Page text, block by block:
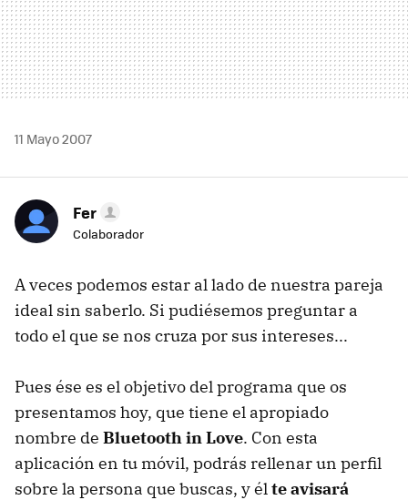
11 Mayo 2007
Fer
Colaborador
A veces podemos estar al lado de nuestra pareja
ideal sin saberlo. Si pudiésemos preguntar a
todo el que se nos cruza por sus intereses...
Pues ése es el objetivo del programa que os
presentamos hoy, que tiene el apropiado
nombre de Bluetooth in Love. Con esta
aplicación en tu móvil, podrás rellenar un perfil
sobre la persona que buscas, y élte avisará